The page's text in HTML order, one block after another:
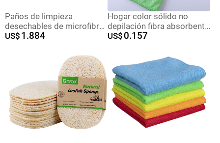
Paños de limpieza
desechables de microfibra
para el hogar WUJI para
estropajos desechables
US$ 1.884
Hogar color sólido no
depilación fibra absorbente
paño de limpieza punto
utensilios de limpieza para
el hogar
US$ 0.157